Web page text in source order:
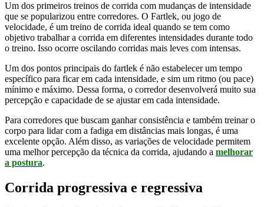
Um dos primeiros treinos de corrida com mudanças de intensidade
que se popularizou entre corredores. O Fartlek, ou jogo de
velocidade, é um treino de corrida ideal quando se tem como
objetivo trabalhar a corrida em diferentes intensidades durante todo
o treino. Isso ocorre oscilando corridas mais leves com intensas.
Um dos pontos principais do fartlek é não estabelecer um tempo
específico para ficar em cada intensidade, e sim um ritmo (ou pace)
mínimo e máximo. Dessa forma, o corredor desenvolverá muito sua
percepção e capacidade de se ajustar em cada intensidade.
Para corredores que buscam ganhar consistência e também treinar o
corpo para lidar com a fadiga em distâncias mais longas, é uma
excelente opção. Além disso, as variações de velocidade permitem
uma melhor percepção da técnica da corrida, ajudando a melhorar
a postura.
Corrida progressiva e regressiva